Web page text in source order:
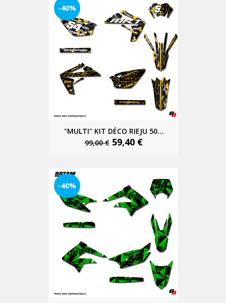
"MULTI" KIT DÉCO RIEJU 50...
99,00 € 59,40 €
-40%
-40%